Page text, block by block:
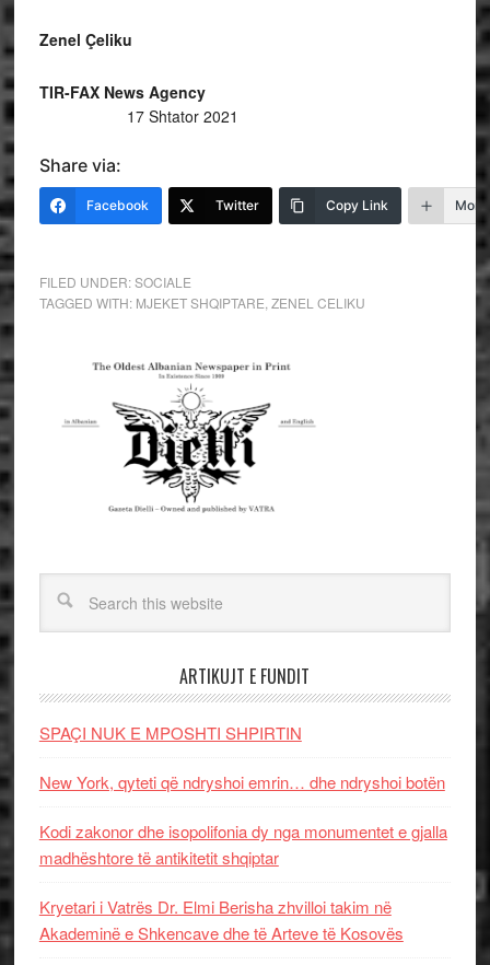
Zenel Çeliku
TIR-FAX News Agency
17 Shtator 2021
Share via:
Facebook Twitter Copy Link More
FILED UNDER:SOCIALE
TAGGED WITH: MJEKET SHQIPTARE ZENEL CELIKU
ARTIKUJT E FUNDIT
SPAÇI NUK E MPOSHTI SHPIRTIN
New York, qyteti që ndryshoi emrin… dhe ndryshoi botën
Kodi zakonor dhe isopolifonia dy nga monumentet e gjalla
madhështore të antikitetit shqiptar
Kryetari i Vatrës Dr. Elmi Berisha zhvilloi takim në
Akademinë e Shkencave dhe të Arteve të Kosovës